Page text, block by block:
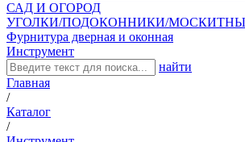
САД И ОГОРОД
УГОЛКИ/ПОДОКОННИКИ/
Фурнитура дверная и оконная
Инструмент
найти
Главная
/
Каталог
/